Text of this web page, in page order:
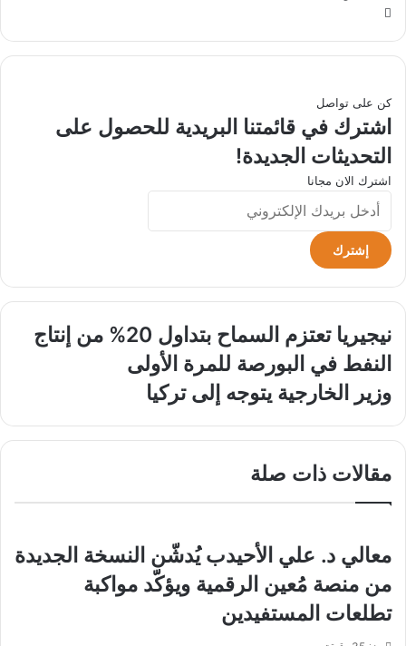
كن على تواصل
اشترك في قائمتنا البريدية للحصول على
التحديثات الجديدة!
اشترك الان مجانا
أدخل
بريدك
الإلكتروني
نيجيريا
تعتزم
السماح
20%
من
إنتاج
النفط
في
البورصة
نيجيريا تعتزم السماح بتداول 20% من إنتاج
النفط في البورصة للمرة الأولى
وزير
الخارجية
يتوجه
إلى
وزير الخارجية يتوجه إلى تركيا
مقالات ذات صلة
معالي د. علي الأحيدب يُدشّن النسخة الجديدة
من منصة مُعين الرقمية ويؤكّد مواكبة
تطلعات المستفيدين